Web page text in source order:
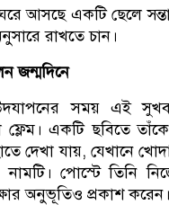
আসছে একটি ছেলে
রাখতে চান।
জন্মদিনে
সময় এই
ফ্লেম। একটি ছবিতে
দেখা যায়, যেখানে
নামটি। পোস্টে তিনি
অনুভূতিও প্রকাশ করেন।